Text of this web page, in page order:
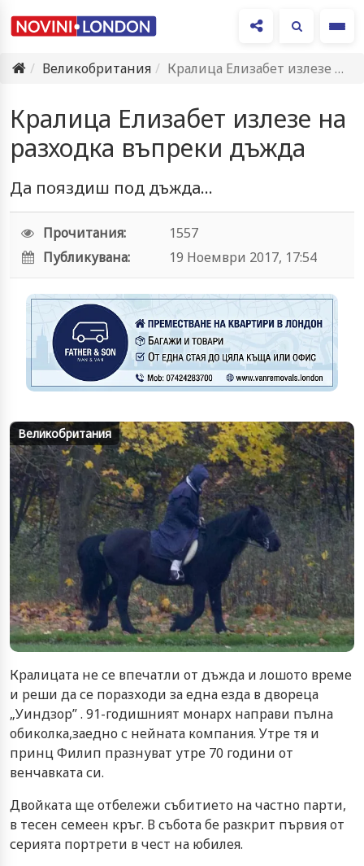
Великобритания
Кралица Елизабет излезе на разходка въпреки дъжда
Кралица Елизабет излезе на
разходка въпреки дъжда
Да пояздиш под дъжда...
Прочитания:
1557
Публикувана:
19 Ноември 2017, 17:54
Великобритания
Кралицата не се впечатли от дъжда и лошото време
и реши да се поразходи за една езда в двореца
„Уиндзор” . 91-годишният монарх направи пълна
обиколка,заедно с нейната компания. Утре тя и
принц Филип празнуват утре 70 години от
венчавката си.
Двойката ще отбележи събитието на частно парти,
в тесен семеен кръг. В събота бе разкрит първия от
серията портрети в чест на юбилея.